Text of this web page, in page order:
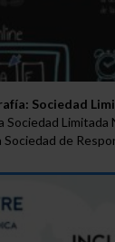
Sociedad
Sociedad Limitada
Sociedad de